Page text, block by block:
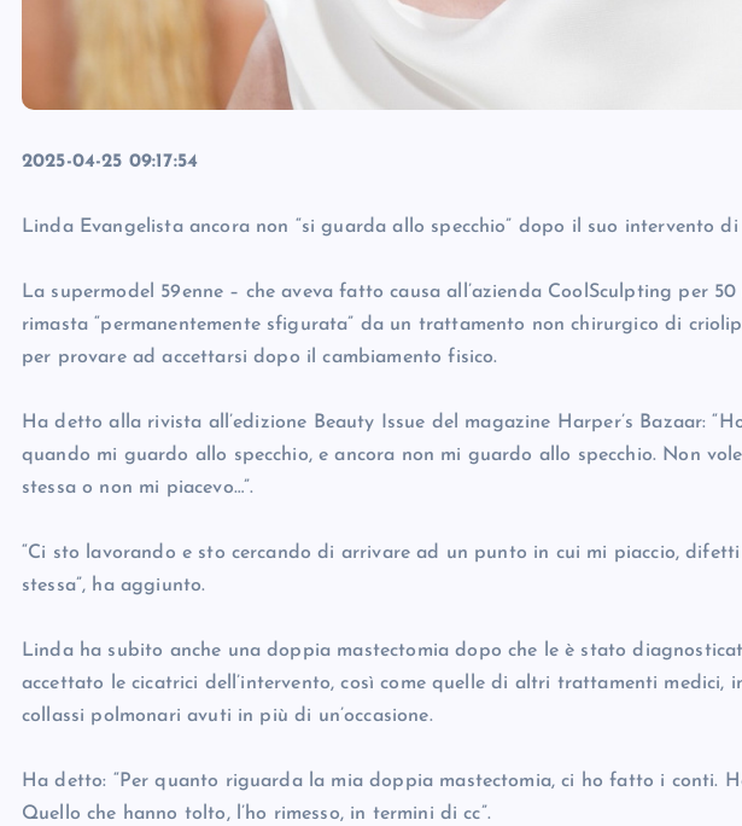
2025-04-25 09:17:54
Linda Evangelista ancora non “si guarda allo specchio” dopo il suo intervento
La supermodel 59enne – che aveva fatto causa all’azienda CoolSculpting per
rimasta “permanentemente sfigurata” da un trattamento non chirurgico di
per provare ad accettarsi dopo il cambiamento fisico.
Ha detto alla rivista all’edizione Beauty Issue del magazine Harper’s Bazaar:
quando mi guardo allo specchio, e ancora non mi guardo allo specchio. Non
stessa o non mi piacevo…”.
“Ci sto lavorando e sto cercando di arrivare ad un punto in cui mi piaccio, difetti
stessa”, ha aggiunto.
Linda ha subito anche una doppia mastectomia dopo che le è stato
accettato le cicatrici dell’intervento, così come quelle di altri trattamenti medici,
collassi polmonari avuti in più di un’occasione.
Ha detto: “Per quanto riguarda la mia doppia mastectomia, ci ho fatto i conti.
Quello che hanno tolto, l’ho rimesso, in termini di cc”.